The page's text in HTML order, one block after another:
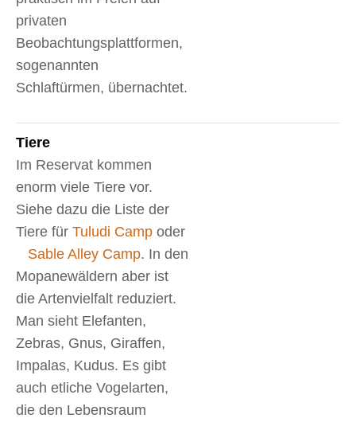
privaten
Beobachtungsplattformen,
sogenannten
Schlaftürmen, übernachtet.
Tiere
Im Reservat kommen
enorm viele Tiere vor.
Siehe dazu die Liste der
Tiere für Tuludi Camp oder
Sable Alley Camp. In den
Mopanewäldern aber ist
die Artenvielfalt reduziert.
Man sieht Elefanten,
Zebras, Gnus, Giraffen,
Impalas, Kudus. Es gibt
auch etliche Vogelarten,
die den Lebensraum